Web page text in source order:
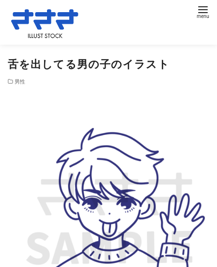
舌を出してる男の子のイラスト
男性